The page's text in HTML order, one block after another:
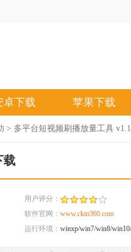
卓下载 苹果下载
> 多平台短视频刷播放量工具
载
用户评分：
软件官网： www.ckm360.com
运行环境： winxp/win7/win8/win10/